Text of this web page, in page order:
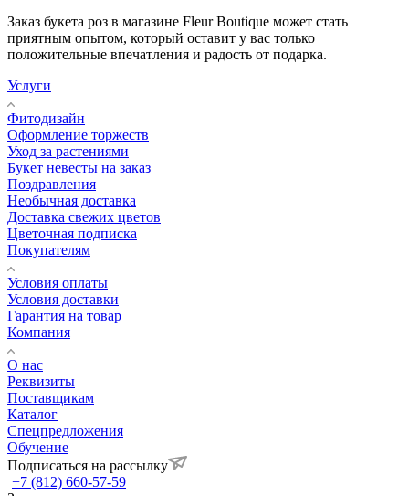
Заказ букета роз в магазине Fleur Boutique может стать
приятным опытом, который оставит у вас только
положительные впечатления и радость от подарка.
Услуги
Фитодизайн
Оформление торжеств
Уход за растениями
Букет невесты на заказ
Поздравления
Необычная доставка
Доставка свежих цветов
Цветочная подписка
Покупателям
Условия оплаты
Условия доставки
Гарантия на товар
Компания
О нас
Реквизиты
Поставщикам
Каталог
Спецпредложения
Обучение
Подписаться на рассылку
+7 (812) 660-57-59